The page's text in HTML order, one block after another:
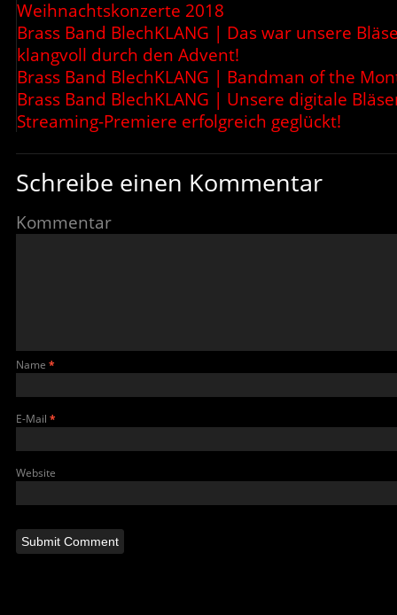
Weihnachtskonzerte 2018
Brass Band BlechKLANG | Das war unsere
klangvoll durch den Advent!
Brass Band BlechKLANG | Bandman of the
Brass Band BlechKLANG | Unsere digitale
Streaming-Premiere erfolgreich geglückt!
Schreibe einen Kommentar
Kommentar
Name *
E-Mail *
Website